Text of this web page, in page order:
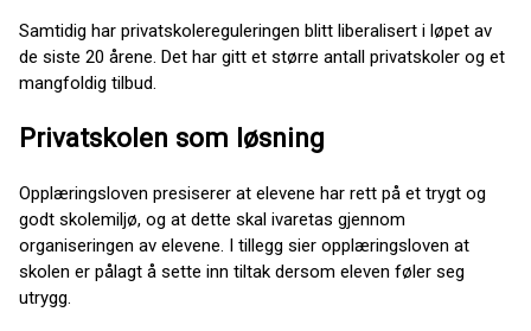
Samtidig har privatskolereguleringen blitt liberalisert i løpet av
de siste 20 årene. Det har gitt et større antall privatskoler og et
mangfoldig tilbud.
Privatskolen som løsning
Opplæringsloven presiserer at elevene har rett på et trygt og
godt skolemiljø, og at dette skal ivaretas gjennom
organiseringen av elevene. I tillegg sier opplæringsloven at
skolen er pålagt å sette inn tiltak dersom eleven føler seg
utrygg.